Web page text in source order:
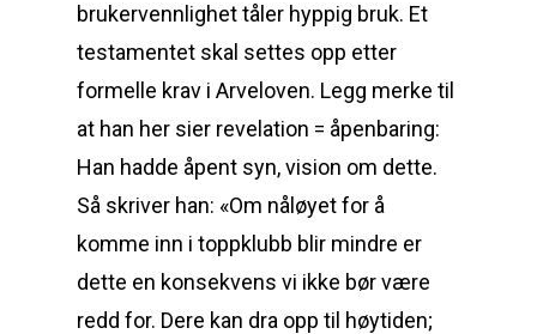
brukervennlighet tåler hyppig bruk. Et
testamentet skal settes opp etter
formelle krav i Arveloven. Legg merke til
at han her sier revelation = åpenbaring:
Han hadde åpent syn, vision om dette.
Så skriver han: «Om nåløyet for å
komme inn i toppklubb blir mindre er
dette en konsekvens vi ikke bør være
redd for. Dere kan dra opp til høytiden;